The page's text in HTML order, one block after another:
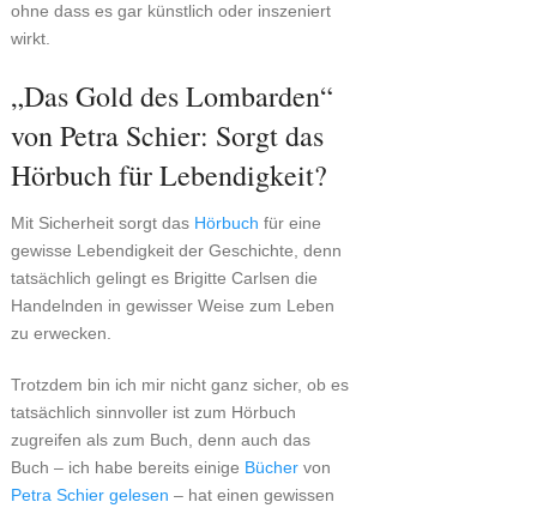
ohne dass es gar künstlich oder inszeniert
wirkt.
„Das Gold des Lombarden“
von Petra Schier: Sorgt das
Hörbuch für Lebendigkeit?
Mit Sicherheit sorgt das Hörbuch für eine
gewisse Lebendigkeit der Geschichte, denn
tatsächlich gelingt es Brigitte Carlsen die
Handelnden in gewisser Weise zum Leben
zu erwecken.
Trotzdem bin ich mir nicht ganz sicher, ob es
tatsächlich sinnvoller ist zum Hörbuch
zugreifen als zum Buch, denn auch das
Buch – ich habe bereits einige Büchervon
Petra Schier gelesen – hat einen gewissen